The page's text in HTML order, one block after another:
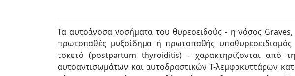
Τα αυτοάνοσα νοσήματα του θυρεοειδούς - η νόσος Graves,
πρωτοπαθές μυξοίδημα ή πρωτοπαθής υποθυρεοειδισμός
τοκετό (postpartum thyroiditis) - χαρακτηρίζονται από
αυτοαντισωμάτων και αυτοδραστικών Τ-λεμφοκυττάρων